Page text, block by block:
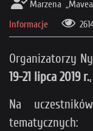
Marzena
Informacje
Organizatorzy
19-21 lipca 2019 r.
Na
tematycznych: